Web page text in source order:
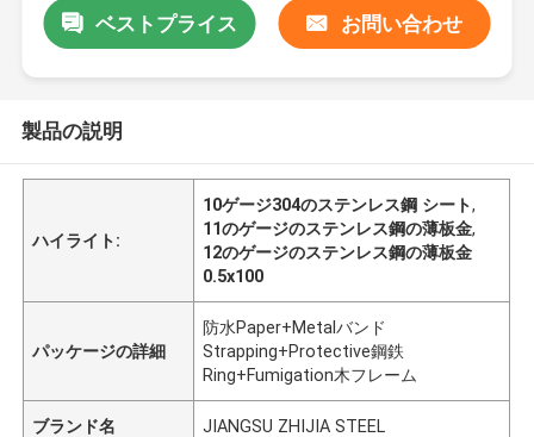
ベストプライス お問い合わせ
製品の説明
ハイライト:
10ゲージ304のステンレス鋼 シート,
11のゲージのステンレス鋼の薄板金,
12のゲージのステンレス鋼の薄板金
0.5x100
パッケージの詳細
防水Paper+Metalバンド
Strapping+Protective鋼鉄
Ring+Fumigation木フレーム
ブランド名 JIANGSU ZHIJIA STEEL